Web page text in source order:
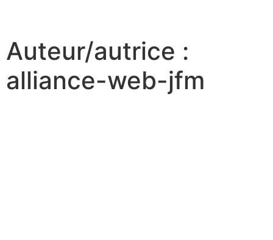
Auteur/autrice :
alliance-web-jfm